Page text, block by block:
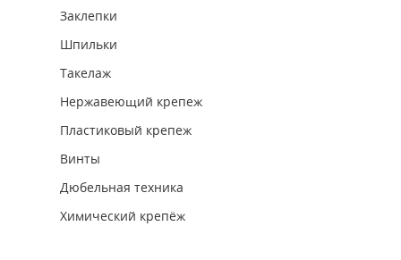
Заклепки
Шпильки
Такелаж
Нержавеющий крепеж
Пластиковый крепеж
Винты
Дюбельная техника
Химический крепёж